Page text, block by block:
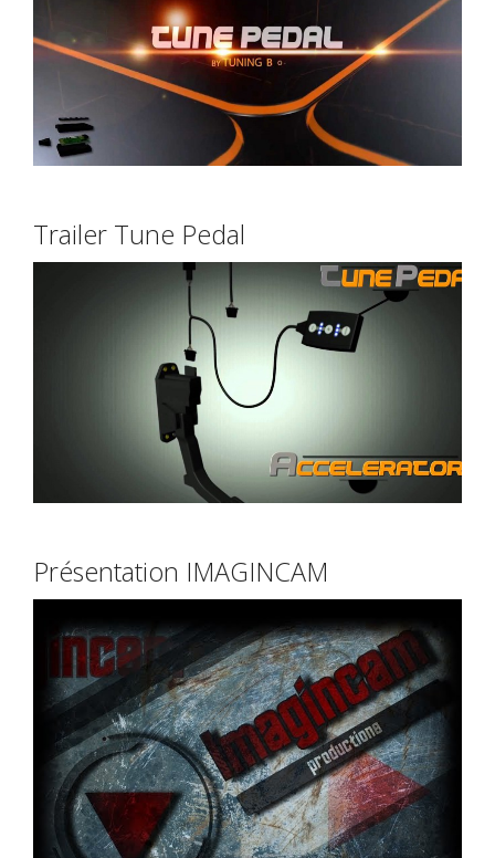
Trailer Tune Pedal
Présentation IMAGINCAM